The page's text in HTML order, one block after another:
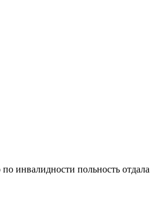
инвалидности польность отдала